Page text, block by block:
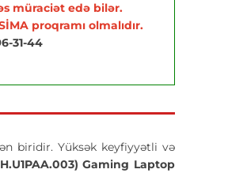
müraciət edə bilər.
proqramı olmalıdır.
31-44
biridir. Yüksək keyfiyyətli və
Gaming Laptop